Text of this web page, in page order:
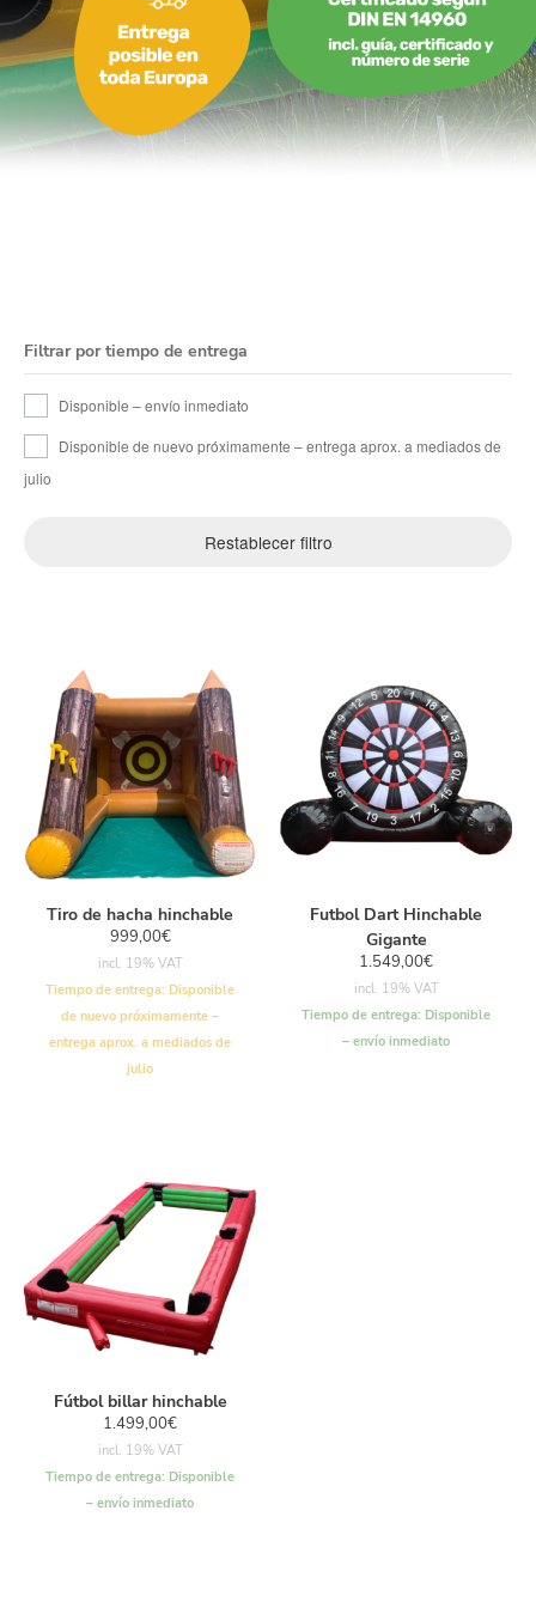
Tiro de hacha hinchable
999,00€
incl. 19% VAT
Tiempo de entrega: Disponible
de nuevo próximamente –
entrega aprox. a mediados de
julio
Futbol Dart Hinchable
Gigante
1.549,00€
incl. 19% VAT
Tiempo de entrega: Disponible
– envío inmediato
Fútbol billar hinchable
1.499,00€
incl. 19% VAT
Tiempo de entrega: Disponible
– envío inmediato
Filtrar por tiempo de entrega
Disponible – envío inmediato
Disponible de nuevo próximamente – entrega aprox. a mediados de
julio
Restablecer filtro